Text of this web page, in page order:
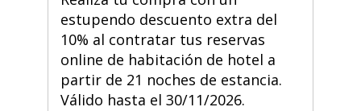
estupendo descuento extra del
10% al contratar tus reservas
online de habitación de hotel a
partir de 21 noches de estancia.
Válido hasta el 30/11/2026.